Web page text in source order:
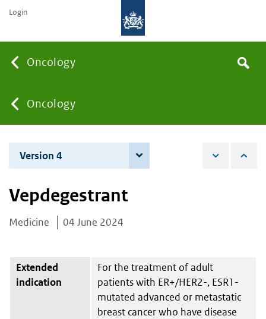
Oncology
You
are
here:
Oncology
the
Search
Login
Version 4
Vepdegestrant
Medicine 04 June 2024
Extended
indication
For the treatment of adult
patients with ER+/HER2-, ESR1-
mutated advanced or metastatic
breast cancer who have disease